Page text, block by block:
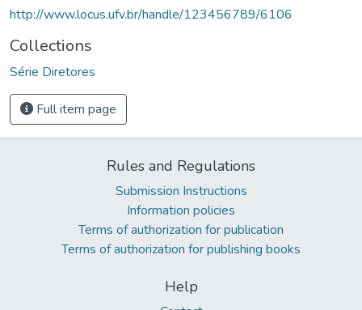
http://www.locus.ufv.br/handle/123456789/6106
Collections
Série Diretores
Full item page
Rules and Regulations
Submission Instructions
Information policies
Terms of authorization for publication
Terms of authorization for publishing books
Help